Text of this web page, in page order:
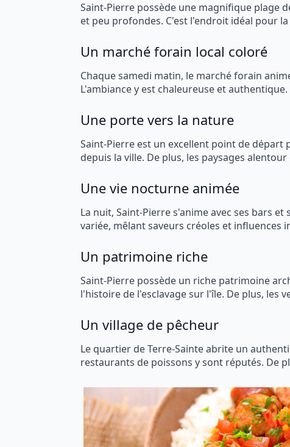
Saint-Pierre possède une magnifique plage
et peu profondes. C'est l'endroit idéal pour
Un marché forain local coloré
Chaque samedi matin, le marché forain
L'ambiance y est chaleureuse et
Une porte vers la nature
Saint-Pierre est un excellent point de départ
depuis la ville. De plus, les paysages
Une vie nocturne animée
La nuit, Saint-Pierre s'anime avec ses bars
variée, mêlant saveurs créoles et
Un patrimoine riche
Saint-Pierre possède un riche patrimoine
l'histoire de l'esclavage sur l'île. De plus, les
Un village de pêcheur
Le quartier de Terre-Sainte abrite un
restaurants de poissons y sont réputés. De